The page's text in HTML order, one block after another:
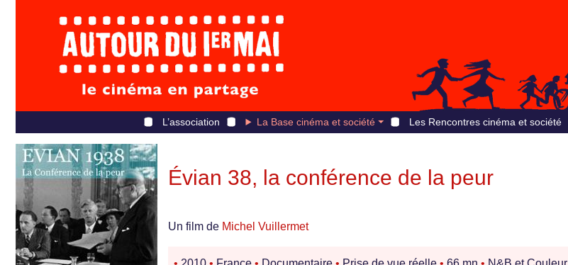
L’association La Base cinéma et société Les Rencontres cinéma et société
Évian 38, la conférence de la peur
Un film de Michel Vuillermet